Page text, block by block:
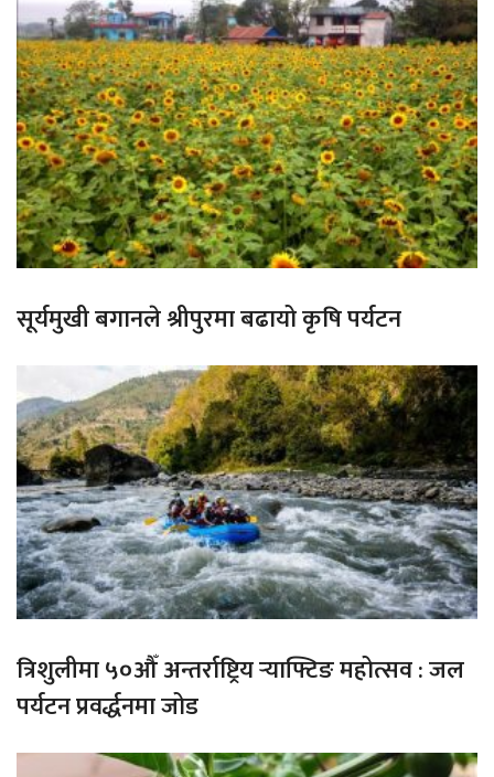
सूर्यमुखी बगानले श्रीपुरमा बढायो कृषि पर्यटन
त्रिशुलीमा ५०औँ अन्तर्राष्ट्रिय र्‍याफ्टिङ महोत्सव : जल
पर्यटन प्रवर्द्धनमा जोड